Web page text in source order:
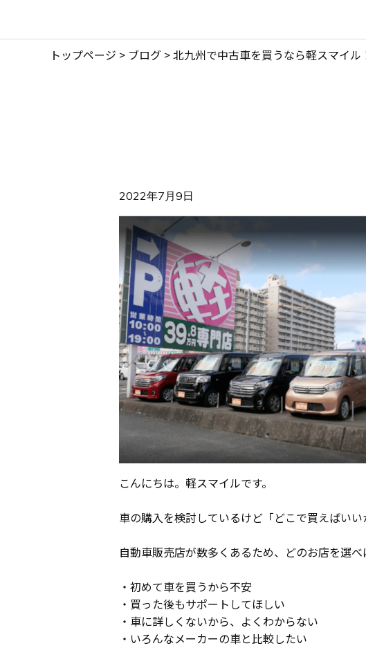
トップページ > ブログ >北九州で中古車を買うなら軽スマイ
2022年7月9日
こんにちは。軽スマイルです。
車の購入を検討しているけど「どこで買えばい
自動車販売店が数多くあるため、どのお店を選
・初めて車を買うから不安
・買った後もサポートしてほしい
・車に詳しくないから、よくわからない
・いろんなメーカーの車と比較したい